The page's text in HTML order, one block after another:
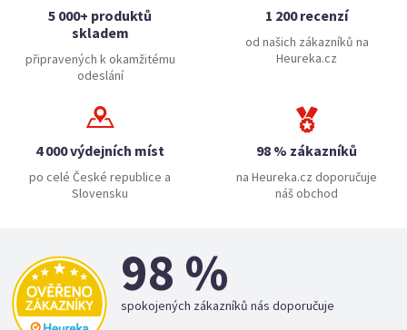
5 000+ produktů
skladem
připravených k okamžitému
odeslání
1 200 recenzí
od našich zákazníků na
Heureka.cz
4 000 výdejních míst
po celé České republice a
Slovensku
98 % zákazníků
na Heureka.cz doporučuje
náš obchod
98 %
spokojených zákazníků nás doporučuje